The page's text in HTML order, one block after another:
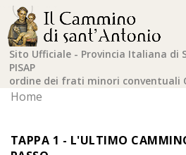
Sito Ufficiale - Provincia Italiana di
PISAP
ordine dei frati minori conventuali
Home
TAPPA 1 - L'ULTIMO